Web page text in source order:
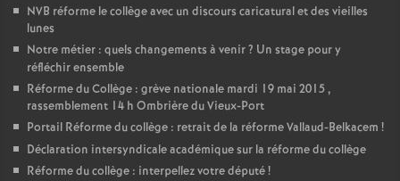
NVB réforme le collège avec un discours caricatural et des vieilles
lunes
Notre métier : quels changements à venir? Un stage pour y
réfléchir ensemble
Réforme du Collège : grève nationale mardi 19 mai 2015 ,
rassemblement 14 h Ombrière du Vieux-Port
Portail Réforme du collège : retrait de la réforme Vallaud-Belkacem !
Déclaration intersyndicale académique sur la réforme du collège
Réforme du collège : interpellez votre député!